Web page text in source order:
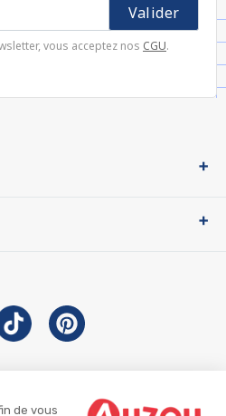
de vous
vous acceptez nos CGU.